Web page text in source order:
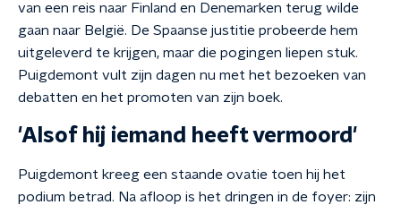
van een reis naar Finland en Denemarken terug wilde
gaan naar België. De Spaanse justitie probeerde hem
uitgeleverd te krijgen, maar die pogingen liepen stuk.
Puigdemont vult zijn dagen nu met het bezoeken van
debatten en het promoten van zijn boek.
'Alsof hij iemand heeft vermoord'
Puigdemont kreeg een staande ovatie toen hij het
podium betrad. Na afloop is het dringen in de foyer: zijn